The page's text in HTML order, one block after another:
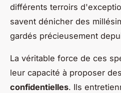
différents terroirs
savent dénicher des
gardés précieusement
La véritable force de ces
leur capacité à proposer des
confidentielles. Ils